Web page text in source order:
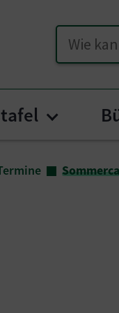
Suche
"Unser